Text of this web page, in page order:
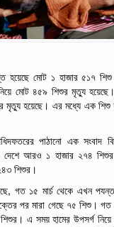
হয়েছে মোট ১ হাজার ৫১৭
মোট ৪৫৯ শিশুর মৃত্যু হয়েছে।
মৃত্যু হয়েছে। এর মধ্যে এক শিশু
পাঠানো এক সংবাদ
দেশে আরও ১ হাজার ২৭৪ শিশুর
শিশুর।
, গত ১৫ মার্চ থেকে এখন
পর মারা গেছে ৭৫ শিশু। গত
শিশুর। এ সময় হামের উপসর্গ নিয়ে